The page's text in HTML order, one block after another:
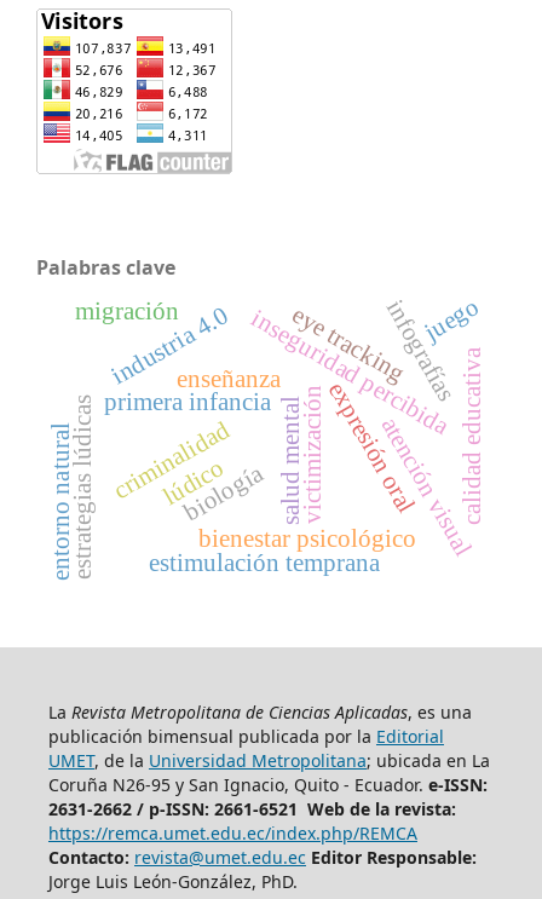
Palabras clave
criminalidad salud mentalvictimización
inseguridad percibida
bienestar psicológico
estimulación temprana
primera infancia
estrategias lúdicas expresión oral
eye tracking
atención visual
infografías
biología
entorno natural calidad educativa
juego
lúdico
enseñanza
industria 4.0
migración
La Revista Metropolitana de Ciencias Aplicadas, es una
publicación bimensual publicada por la Editorial
UMET, de la Universidad Metropolitana; ubicada en La
Coruña N26-95 y San Ignacio, Quito - Ecuador. e-ISSN:
2631-2662 / p-ISSN: 2661-6521 Web de la revista:
https://remca.umet.edu.ec/index.php/REMCA
Contacto: revista@umet.edu.ec Editor Responsable:
Jorge Luis León-González, PhD.